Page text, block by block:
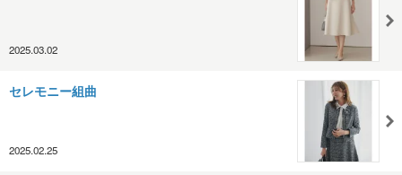
2025.03.02
セレモニー組曲
2025.02.25